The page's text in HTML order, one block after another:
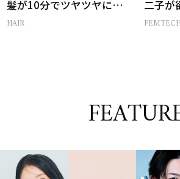
髪が10分でツヤツヤにな
る最新ギア2選
HAIR
二子が
精しか
女た